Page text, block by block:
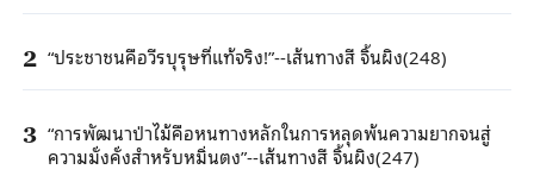
2 “ประชาชนคือวีรบุรุษที่แท้จริง!”--เส้นทางสี จิ้นผิง(248)
3 “การพัฒนาป่าไม้คือหนทางหลักในการหลุดพ้นความยากจนสู่
ความมั่งคั่งสำหรับหมิ่นตง”--เส้นทางสี จิ้นผิง(247)